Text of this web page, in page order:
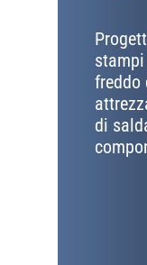
freddo
di